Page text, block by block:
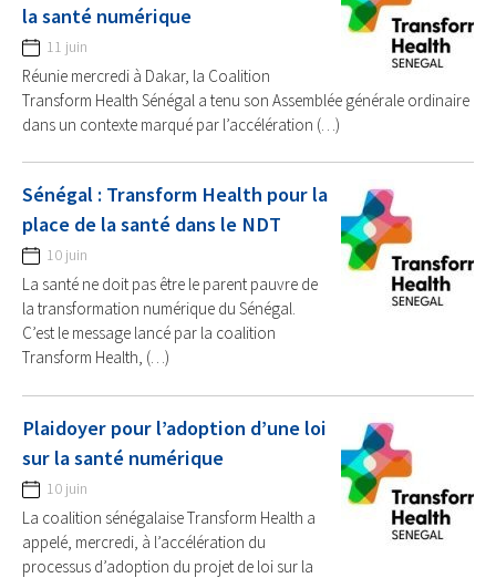
la santé numérique
11 juin
Réunie mercredi à Dakar, la Coalition
Transform Health Sénégal a tenu son Assemblée générale ordinaire
dans un contexte marqué par l’accélération (…)
Sénégal : Transform Health pour la
place de la santé dans le NDT
10 juin
La santé ne doit pas être le parent pauvre de
la transformation numérique du Sénégal.
C’est le message lancé par la coalition
Transform Health, (…)
Plaidoyer pour l’adoption d’une loi
sur la santé numérique
10 juin
La coalition sénégalaise Transform Health a
appelé, mercredi, à l’accélération du
processus d’adoption du projet de loi sur la